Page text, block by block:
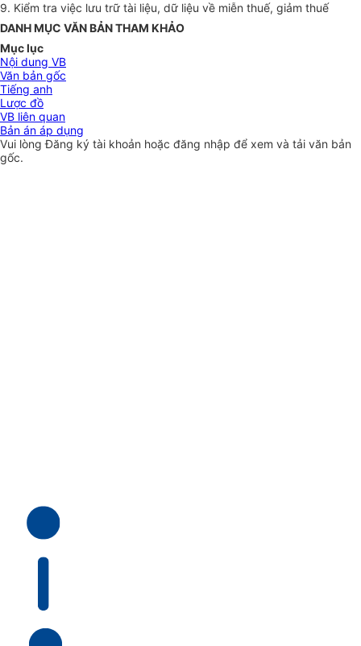
9. Kiểm tra việc lưu trữ tài liệu, dữ liệu về miễn thuế, giảm thuế
DANH MỤC VĂN BẢN THAM KHẢO
Mục lục
Nội dung VB
Văn bản gốc
Tiếng anh
Lược đồ
VB liên quan
Bản án áp dụng
Vui lòngĐăng ký tài khoản hoặc đăng nhập để xem và tải văn bản
gốc.